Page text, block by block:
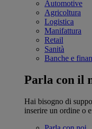
Automotive
Agricoltura
Logistica
Manifattura
Retail
Sanità
Banche e
Parla con il
Hai bisogno di
inserire un ordine o